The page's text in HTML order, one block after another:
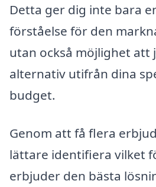
Detta ger dig inte bara
förståelse för den
utan också möjlighet att
alternativ utifrån dina
budget.
Genom att få flera
lättare identifiera vilket
erbjuder den bästa